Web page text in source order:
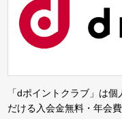
「dポイントクラブ」は
だける入会金無料・年会